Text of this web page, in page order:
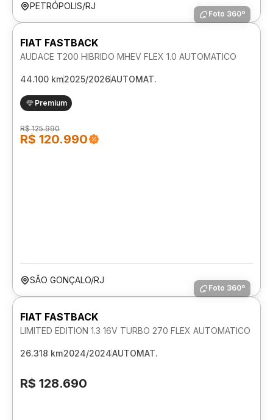
PETRÓPOLIS/RJ
Foto 360º
FIAT FASTBACK
AUDACE T200 HIBRIDO MHEV FLEX 1.0 AUTOMATICO
44.100 km2025/2026AUTOMAT.
Premium
R$ 125.990
R$ 120.990
SÃO GONÇALO/RJ
Foto 360º
FIAT FASTBACK
LIMITED EDITION 1.3 16V TURBO 270 FLEX AUTOMATICO
26.318 km2024/2024AUTOMAT.
R$ 128.690